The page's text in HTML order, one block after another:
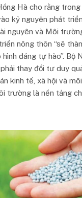
Hà cho rằng trong
kỷ nguyên phát triển
nguyên và Môi
nông thôn “sẽ
đáng tự hào”. Bộ
thay đổi tư duy
kinh tế, xã hội và
trường là nền tảng